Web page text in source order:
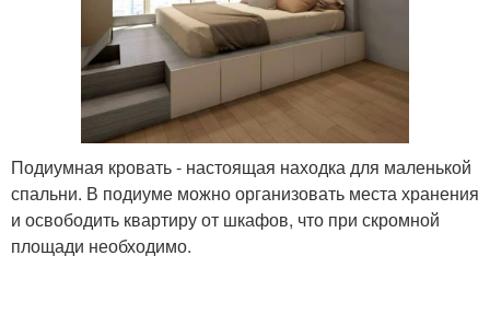
Подиумная кровать - настоящая находка для маленькой
спальни. В подиуме можно организовать места хранения
и освободить квартиру от шкафов, что при скромной
площади необходимо.